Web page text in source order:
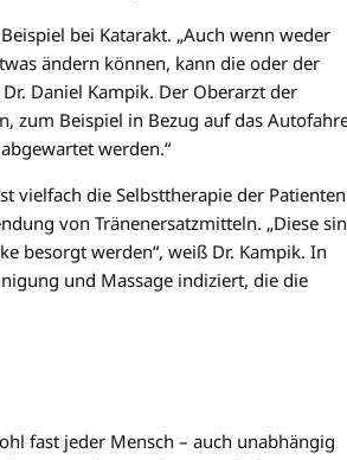
bei Katarakt. „Auch wenn weder
ändern können, kann die oder der
Daniel Kampik. Der Oberarzt der
zum Beispiel in Bezug auf das
werden.“
vielfach die Selbsttherapie der Patienten
von Tränenersatzmitteln. „Diese
besorgt werden“, weiß Dr. Kampik. In
und Massage indiziert, die die
fast jeder Mensch – auch unabhängig